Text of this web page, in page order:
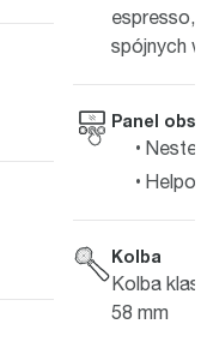
espresso,
spójnych
Panel
Kolba
Kolba
58 mm